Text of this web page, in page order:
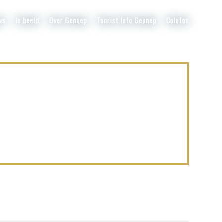
In beeld Over Gennep Tourist Info Gennep Colofon